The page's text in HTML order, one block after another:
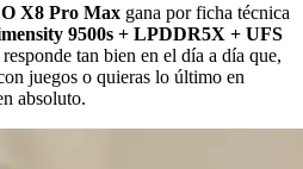
X8 Pro Max gana por ficha técnica
9500s + LPDDR5X + UFS
responde tan bien en el día a día que,
juegos o quieras lo último en
absoluto.